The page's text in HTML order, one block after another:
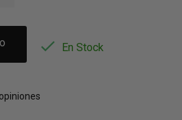
 En Stock
opiniones